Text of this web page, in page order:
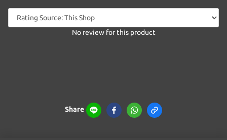
No review for this product
Share